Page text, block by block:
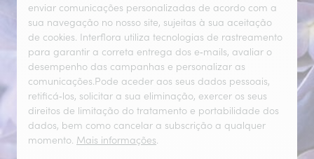
enviar comunicações personalizadas de acordo com a
sua navegação no nosso site, sujeitas à sua aceitação
de cookies. Interflora utiliza tecnologias de rastreamento
para garantir a correta entrega dos e‑mails, avaliar o
desempenho das campanhas e personalizar as
comunicações.Pode aceder aos seus dados pessoais,
retificá‑los, solicitar a sua eliminação, exercer os seus
direitos de limitação do tratamento e portabilidade dos
dados, bem como cancelar a subscrição a qualquer
momento. Mais informações.